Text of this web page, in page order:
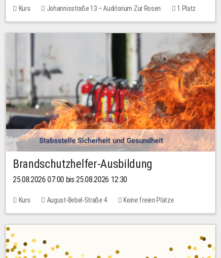
Kurs Johannisstraße 13 – Auditorium Zur Rosen
1 Platz
30,00 EUR
Brandschutzhelfer-Ausbildung
25.08.2026 07:00 bis 25.08.2026 12:30
Kurs August-Bebel-Straße 4 Keine freien Plätze